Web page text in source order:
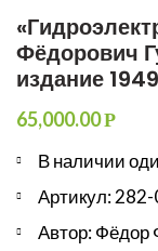
Фёдорович
издание
65,000.00Р
В наличии
Артикул:
Автор: Фёдор